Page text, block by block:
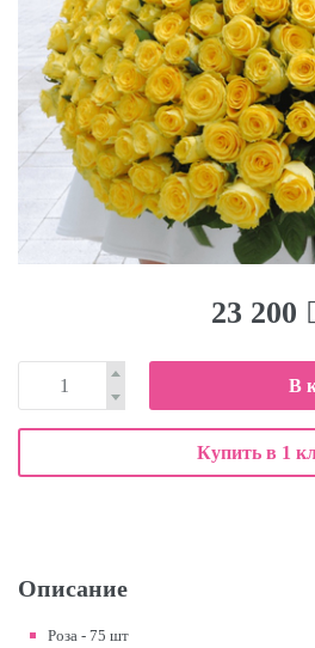
23 200
В
Купить в 1
Описание
Роза - 75 шт